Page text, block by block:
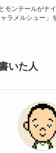
モンテールがナ
ラメルシュー」
いた人